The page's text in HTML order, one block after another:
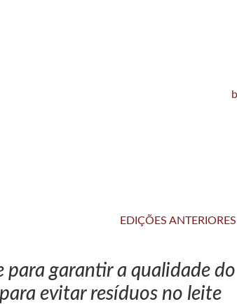
EDIÇÕES ANTERIORES
garantir a qualidade
evitar resíduos no leite